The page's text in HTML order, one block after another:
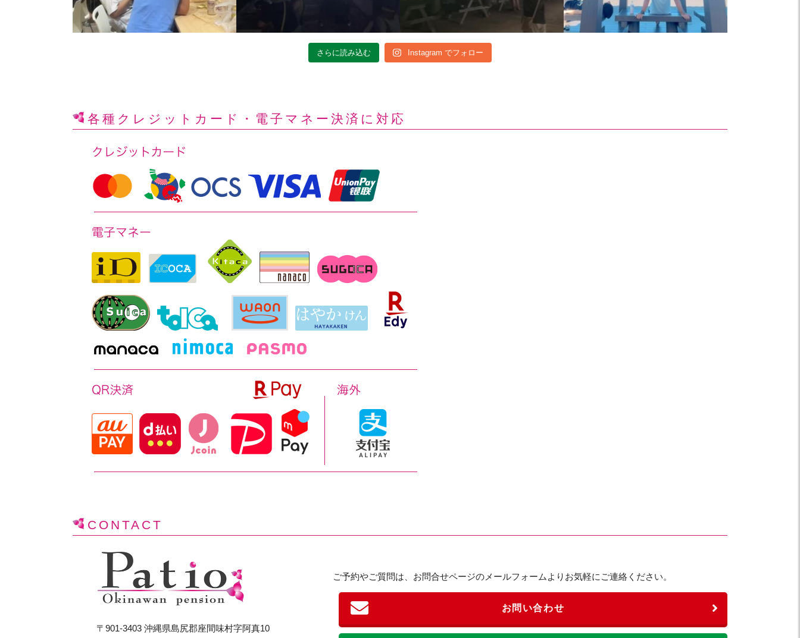
さらに読み込む Instagram でフォロー
各種クレジットカード ・電子マネー決済に対応
CONTACT
〒901-3403 沖縄県島尻郡座間味村字阿真10
ご予約やご質問は、お問合せページのメールフォームよりお気軽にご連絡ください。
お問い合わせ